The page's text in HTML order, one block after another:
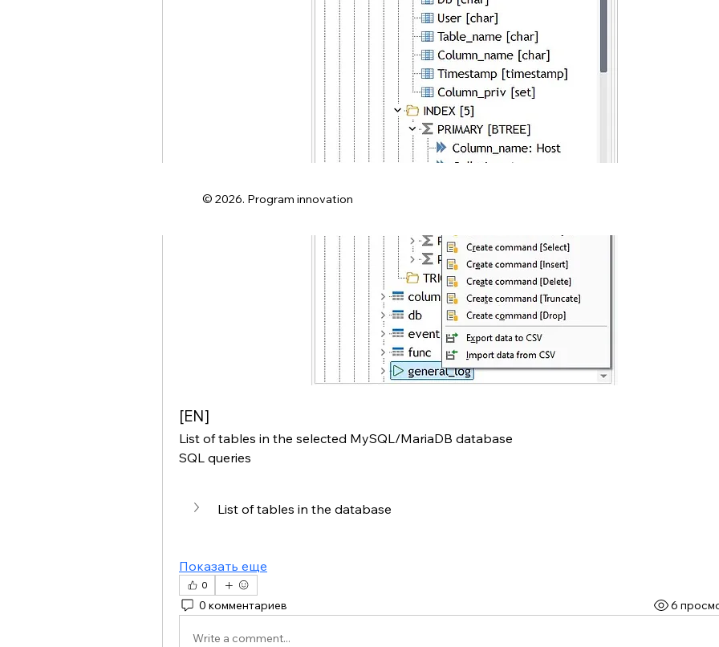
[EN]
List of tables in the selected MySQL/MariaDB database
SQL queries
List of tables in the database
Показать еще
0
0 комментариев 6
Write a comment...
© 2026. Program innovation